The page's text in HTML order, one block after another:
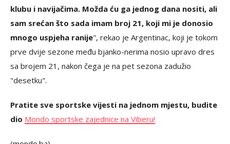
klubu i navijačima. Možda ću ga jednog dana nositi, ali
sam srećan što sada imam broj 21, koji mi je donosio
mnogo uspjeha ranije", rekao je Argentinac, koji je tokom
prve dvije sezone među bjanko-nerima nosio upravo dres
sa brojem 21, nakon čega je na pet sezona zadužio
"desetku".
Pratite sve sportske vijesti na jednom mjestu, budite
dio Mondo sportske zajednice na Viberu!